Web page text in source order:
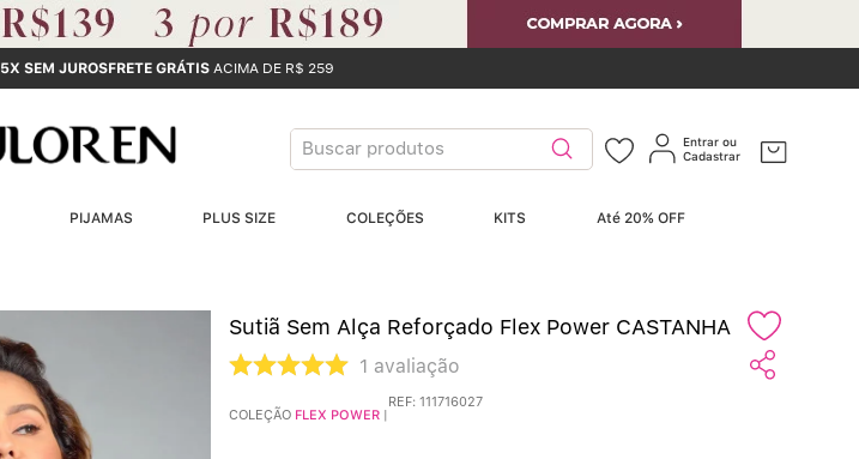
5X SEM JUROSFRETE GRÁTIS ACIMA DE R$ 259
Buscar produtos
Entrar ou
Cadastrar
PIJAMAS PLUS SIZE COLEÇÕES KITS Até 20% OFF
Sutiã Sem Alça Reforçado Flex Power CASTANHA
1 avaliação
COLEÇÃOFLEX POWER |
REF: 111716027
TERMOS MAIS
BUSCADOS
Calcinhas
Sutiã Bojo